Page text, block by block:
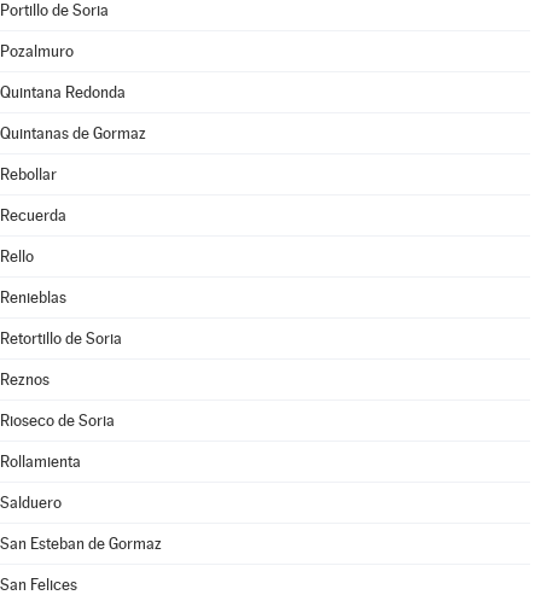
Portillo de Soria
Pozalmuro
Quintana Redonda
Quintanas de Gormaz
Rebollar
Recuerda
Rello
Renieblas
Retortillo de Soria
Reznos
Rioseco de Soria
Rollamienta
Salduero
San Esteban de Gormaz
San Felices